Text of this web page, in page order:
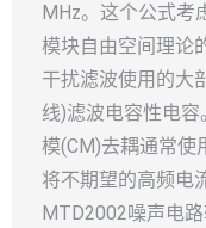
MHz。这个公式考
模块自由空间理论
干扰滤波使用的大
线)滤波电容性电
模(CM)去耦通常使
将不期望的高频电
MTD2002噪声电